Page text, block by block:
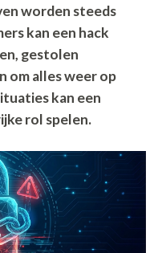
worden steeds
kan een hack
gestolen
om alles weer op
kan een
rol spelen.